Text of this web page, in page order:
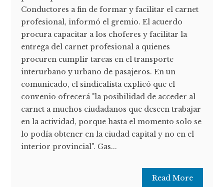
Conductores a fin de formar y facilitar el carnet
profesional, informó el gremio. El acuerdo
procura capacitar a los choferes y facilitar la
entrega del carnet profesional a quienes
procuren cumplir tareas en el transporte
interurbano y urbano de pasajeros. En un
comunicado, el sindicalista explicó que el
convenio ofrecerá "la posibilidad de acceder al
carnet a muchos ciudadanos que deseen trabajar
en la actividad, porque hasta el momento solo se
lo podía obtener en la ciudad capital y no en el
interior provincial". Gas...
Read More